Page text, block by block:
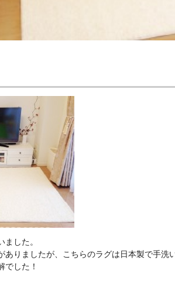
した。
ありましたが、こちらのラグは日本製で手洗
でした！